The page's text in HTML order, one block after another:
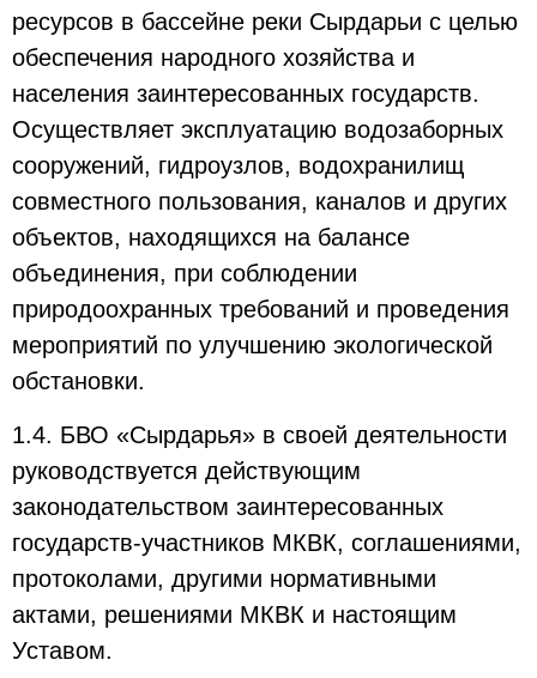
ресурсов в бассейне реки Сырдарьи с целью
обеспечения народного хозяйства и
населения заинтересованных государств.
Осуществляет эксплуатацию водозаборных
сооружений, гидроузлов, водохранилищ
совместного пользования, каналов и других
объектов, находящихся на балансе
объединения, при соблюдении
природоохранных требований и проведения
мероприятий по улучшению экологической
обстановки.
1.4. БВО «Сырдарья» в своей деятельности
руководствуется действующим
законодательством заинтересованных
государств-участников МКВК, соглашениями,
протоколами, другими нормативными
актами, решениями МКВК и настоящим
Уставом.